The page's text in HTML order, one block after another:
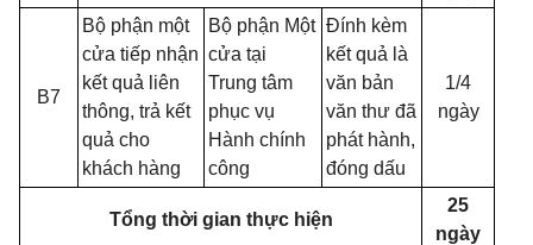
B7
Bộ phận một
cửa tiếp nhận
kết quả liên
thông, trả kết
quả cho
khách hàng
Bộ phận Một
cửa tại
Trung tâm
phục vụ
Hành chính
công
Đính kèm
kết quả là
văn bản
văn thư đã
phát hành,
đóng dấu
1/4
ngày
Tổng thời gian thực hiện
25
ngày